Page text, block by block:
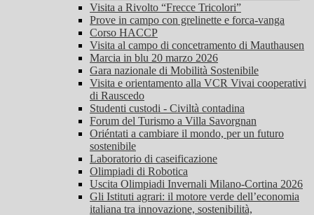
Visita a Rivolto “Frecce Tricolori”
Prove in campo con grelinette e forca-vanga
Corso HACCP
Visita al campo di concetramento di Mauthausen
Marcia in blu 20 marzo 2026
Gara nazionale di Mobilità Sostenibile
Visita e orientamento alla VCR Vivai cooperativi
di Rauscedo
Studenti custodi - Civiltà contadina
Forum del Turismo a Villa Savorgnan
Oriéntati a cambiare il mondo, per un futuro
sostenibile
Laboratorio di caseificazione
Olimpiadi di Robotica
Uscita Olimpiadi Invernali Milano-Cortina 2026
Gli Istituti agrari: il motore verde dell’economia
italiana tra innovazione, sostenibilità,